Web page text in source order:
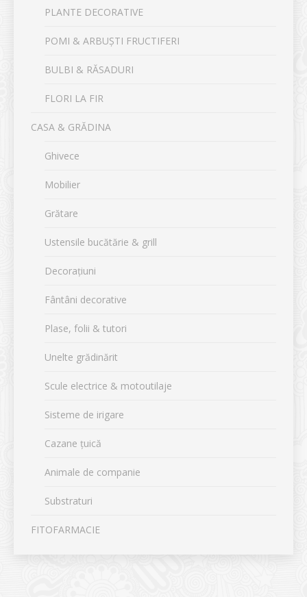
PLANTE DECORATIVE
POMI & ARBUȘTI FRUCTIFERI
BULBI & RĂSADURI
FLORI LA FIR
CASA & GRĂDINA
Ghivece
Mobilier
Grătare
Ustensile bucătărie & grill
Decorațiuni
Fântâni decorative
Plase, folii & tutori
Unelte grădinărit
Scule electrice & motoutilaje
Sisteme de irigare
Cazane țuică
Animale de companie
Substraturi
FITOFARMACIE